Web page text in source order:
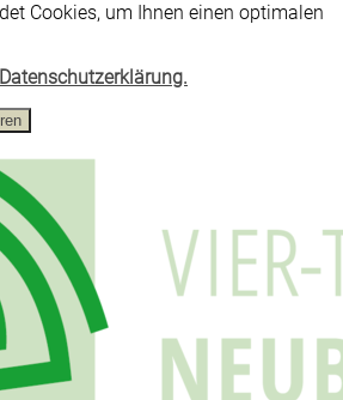
Cookies, um Ihnen einen optimalen